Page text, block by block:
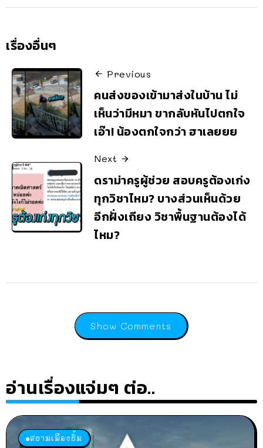
เรื่องอื่นๆ
Previous
คนส่งของเข้ามาส่งในบ้าน ไม่
เห็นว่ามีหมา ขากลับหันไปตกใจ
เอ๊า! น้องตกใจกว่า ฮาเลยยย
Next
ดราม่าครูผู้ช่วย สอบครูต้องเก่ง
ทุกวิชาไหม? บางส่วนเห็นด้วย
อีกฝั่งเถียง วิชาพื้นฐานต้องได้
ไหม?
Show Comments
อ่านเรื่องแจ่มๆ ต่อ..
สยามเมืองยิ้ม